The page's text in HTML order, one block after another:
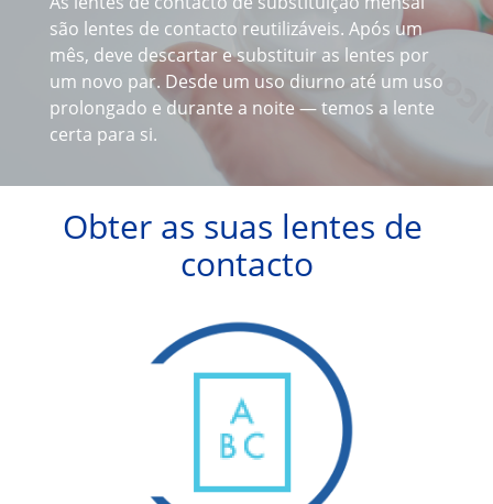
Solução para lentes de contacto
são lentes de contacto reutilizáveis. Após um
mês, deve descartar e substituir as lentes por
um novo par. Desde um uso diurno até um uso
prolongado e durante a noite — temos a lente
certa para si.
Obter as suas lentes de
contacto